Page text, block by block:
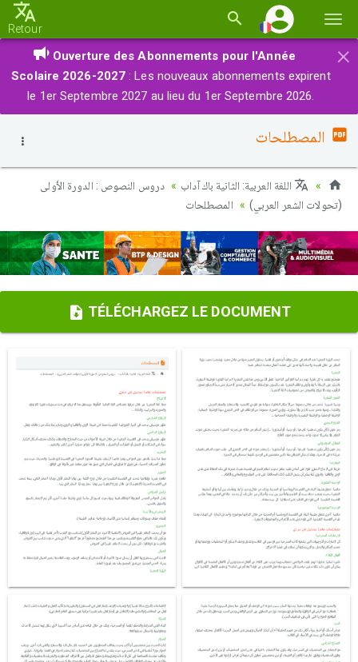
la
Retour
×
Ouverture des Abonnements pour l'Année
Scolaire 2026-2027 : Les nouveaux abonnements expirent
le 1er Septembre 2027 au lieu du 1er Septembre 2026.
المصطلحات
اللغة العربية: الثانية باك آداب
دروس النصوص : الدورة الأولى
(تحولات الشعر العربي)
المصطلحات
TÉLÉCHARGEZ LE DOCUMENT